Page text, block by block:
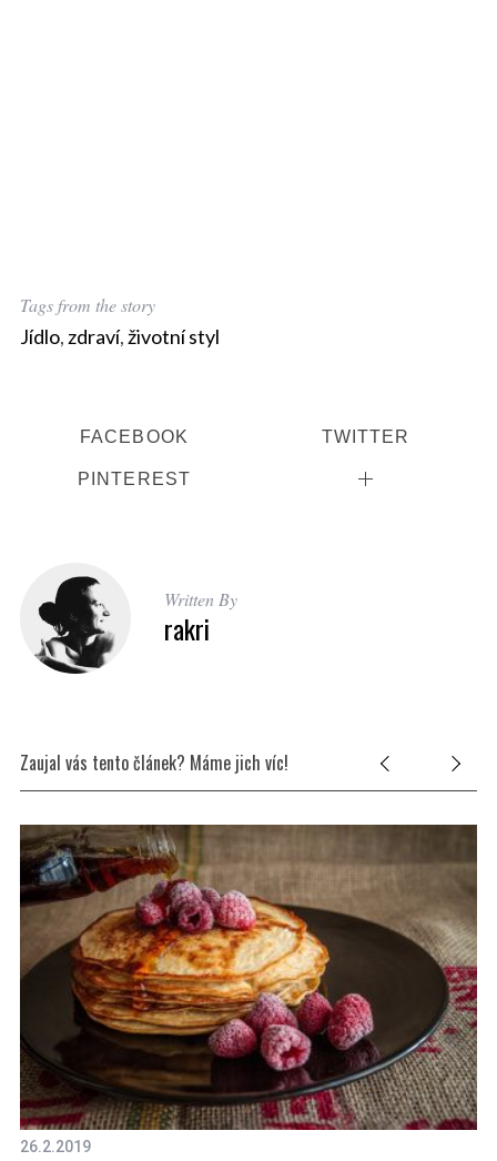
Tags from the story
Jídlo, zdraví,životní styl
FACEBOOK TWITTER
PINTEREST
Written By
rakri
Zaujal vás tento článek? Máme jich víc!
26.2.2019